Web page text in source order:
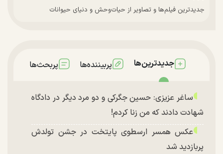
جدیدترین فیلم‌ها و تصاویر از حیات‌وحش و دنیای حیوانات
جدیدترین‌ها پربیننده‌ها پربحث‌ها
ساغر عزیزی: حسین جگرکی و دو مرد دیگر در دادگاه
شهادت دادند که من زنا کردم!
عکس همسر ارسطوی پایتخت در جشن تولدش
پربازدید شد